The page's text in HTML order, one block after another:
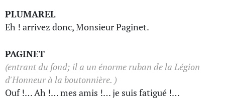
PLUMAREL
Eh ! arrivez donc, Monsieur Paginet.
PAGINET
(entrant du fond; il a un énorme ruban de la Légion
d'Honneur à la boutonnière. )
Ouf !… Ah !… mes amis !… je suis fatigué !…